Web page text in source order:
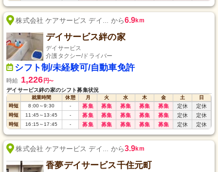
株式会社 ケアサービス デイ... から6.9km
デイサービス絆の家
デイサービス
介護タクシー/ドライバー
シフト制/未経験可/自動車免許
時給 1,226 円〜
デイサービス絆の家のシフト募集状況
就業時間 休憩 月 火 水 木 金 土
日
時短
8:00～9:30 - 募集 募集 募集 募集 募集 定休 定休
時短 11:45 ～13:45 - 募集 募集 募集 募集 募集 定休 定休
時短 16:15 ～17:45 - 募集 募集 募集 募集 募集 定休 定休
株式会社 ケアサービス デイ... から3.9km
香夢デイサービス千住元町